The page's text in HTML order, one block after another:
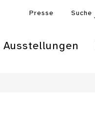
Presse Suche
Ausstellungen